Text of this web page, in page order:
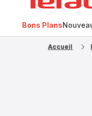
Bons Plans
Accueil